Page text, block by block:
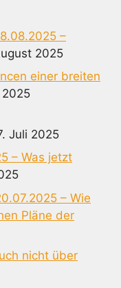
–
2025
einer breiten
Juli 2025
– Was jetzt
– Wie
Pläne der
nicht über